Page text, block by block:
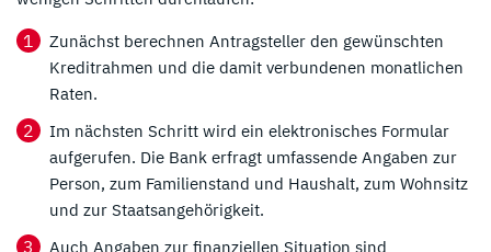
Zunächst berechnen Antragsteller den gewünschten
Kreditrahmen und die damit verbundenen monatlichen
Raten.
Im nächsten Schritt wird ein elektronisches Formular
aufgerufen. Die Bank erfragt umfassende Angaben zur
Person, zum Familienstand und Haushalt, zum Wohnsitz
und zur Staatsangehörigkeit.
Auch Angaben zur finanziellen Situation sind